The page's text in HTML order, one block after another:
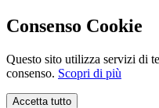
Consenso Cookie
Questo sito utilizza servizi di
consenso. Scopri di più
Accetta tutto